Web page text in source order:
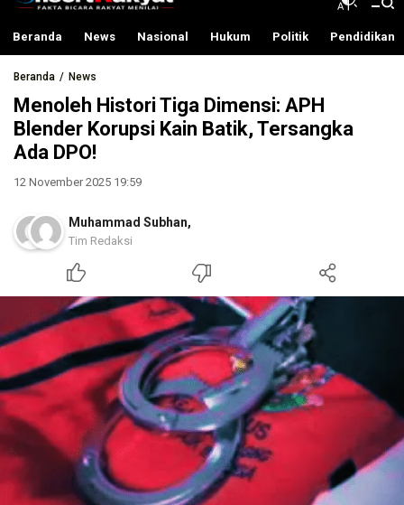
InsertRakyat.com
Fakta Bicara Rakyat Menilai
Beranda News Nasional Hukum Politik Pendidikan
Beranda News
Menoleh Histori Tiga Dimensi: APH
Blender Korupsi Kain Batik, Tersangka
Ada DPO!
12 November 2025 19:59
Muhammad Subhan,
Tim Redaksi